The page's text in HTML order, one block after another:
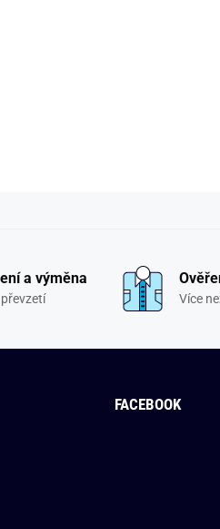
a výměna
Více
FACEBOOK